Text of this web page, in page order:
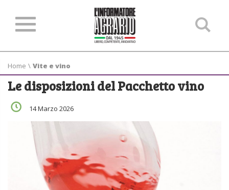
Home \ Vite e vino
Le disposizioni del Pacchetto vino
14 Marzo 2026